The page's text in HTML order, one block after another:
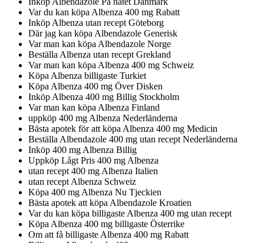
Var du kan köpa Albenza 400 mg Rabatt
Inköp Albenza utan recept Göteborg
Där jag kan köpa Albendazole Generisk
Var man kan köpa Albendazole Norge
Beställa Albenza utan recept Grekland
Var man kan köpa Albenza 400 mg Schweiz
Köpa Albenza billigaste Turkiet
Köpa Albenza 400 mg Över Disken
Inköp Albenza 400 mg Billig Stockholm
Var man kan köpa Albenza Finland
uppköp 400 mg Albenza Nederländerna
Bästa apotek för att köpa Albenza 400 mg Medicin
Beställa Albendazole 400 mg utan recept Nederländerna
Inköp 400 mg Albenza Billig
Uppköp Lågt Pris 400 mg Albenza
utan recept 400 mg Albenza Italien
utan recept Albenza Schweiz
Köpa 400 mg Albenza Nu Tjeckien
Bästa apotek att köpa Albendazole Kroatien
Var du kan köpa billigaste Albenza 400 mg utan recept
Köpa Albenza 400 mg billigaste Österrike
Om att få billigaste Albenza 400 mg Rabatt